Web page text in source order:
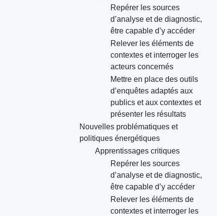
Repérer les sources
d’analyse et de diagnostic,
être capable d’y accéder
Relever les éléments de
contextes et interroger les
acteurs concernés
Mettre en place des outils
d’enquêtes adaptés aux
publics et aux contextes et
présenter les résultats
Nouvelles problématiques et
politiques énergétiques
Apprentissages critiques
Repérer les sources
d’analyse et de diagnostic,
être capable d’y accéder
Relever les éléments de
contextes et interroger les